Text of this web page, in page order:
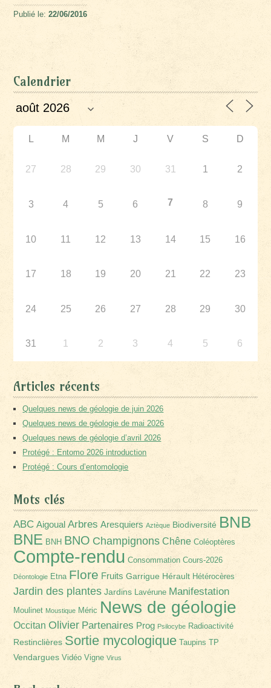
Publié le:22/06/2016
Calendrier
L M M J V S D
27 28 29 30 31 1 2
3 4 5 6 7 8 9
10 11 12 13 14 15 16
17 18 19 20 21 22 23
24 25 26 27 28 29 30
31 1 2 3 4 5 6
Articles récents
Quelques news de géologie de juin 2026
Quelques news de géologie de mai 2026
Quelques news de géologie d’avril 2026
Protégé : Entomo 2026 introduction
Protégé : Cours d’entomologie
Mots clés
ABC Aigoual Arbres Aresquiers Aztèque Biodiversité BNB
BNE BNH BNO Champignons Chêne Coléoptères
Compte-rendu Consommation Cours-2026
Déontologie Etna Flore Fruits Garrigue Hérault Hétérocères
Jardin des plantes Jardins Lavérune Manifestation
Moulinet Moustique Méric News de géologie
Occitan Olivier Partenaires Prog Psilocybe Radioactivité
Restinclières Sortie mycologique Taupins TP
Vendargues Vidéo Vigne Virus